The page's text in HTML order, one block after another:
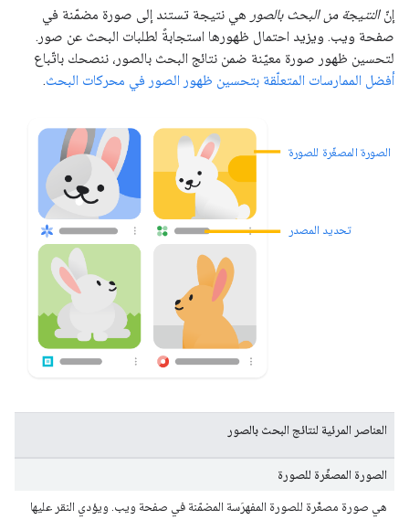
إنّالنتيجة من البحث بالصور هي نتيجة تستند إلى صورة مضمّنة في
صفحة ويب. ويزيد احتمال ظهورها استجابةً لطلبات البحث عن صور.
لتحسين ظهور صورة معيّنة ضمن نتائج البحث بالصور، ننصحك باتّباع
أفضل الممارسات المتعلّقة بتحسين ظهور الصور في محركات البحث.
الصورة المصغّرة للصورة
تحديد المصدر
العناصر المرئية لنتائج البحث بالصور
الصورة المصغّرة للصورة
هي صورة مصغّرة للصورة المفهرَسة المضمّنة في صفحة ويب. ويؤدي النقر عليها